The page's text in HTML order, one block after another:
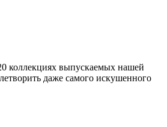
коллекциях выпускаемых нашей
даже самого искушенного